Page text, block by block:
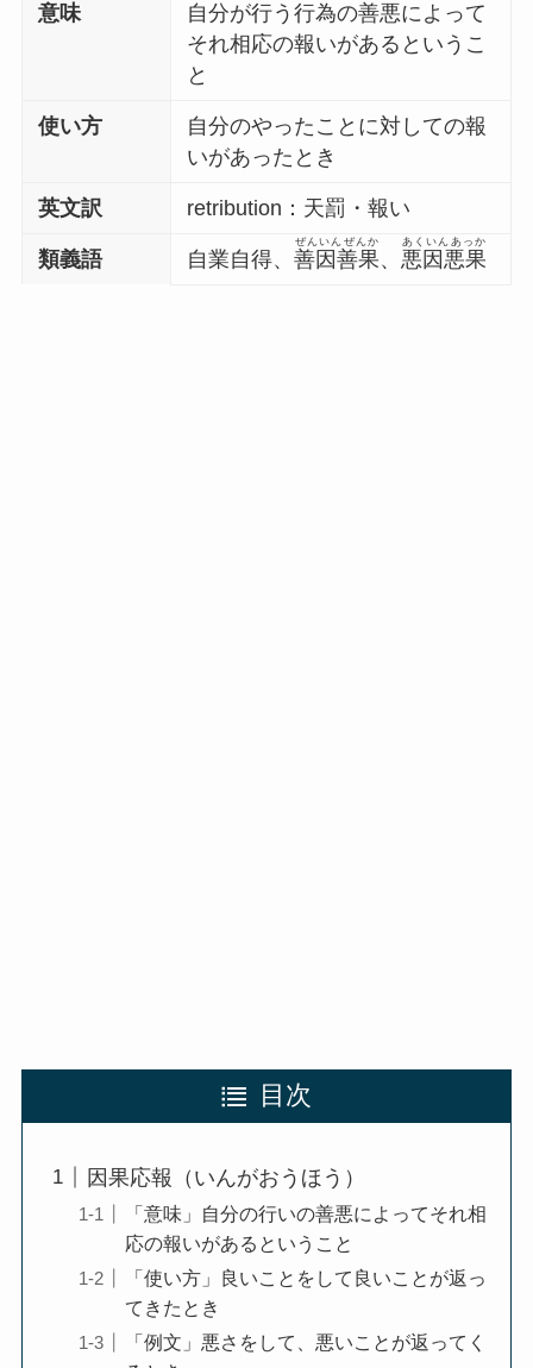
意味
自分が行う行為の善悪によって
それ相応の報いがあるというこ
と
使い方
自分のやったことに対しての報
いがあったとき
英文訳 retribution：天罰・報い
類義語 自業自得、善因善果
ぜんいんぜんか
、 悪因悪果
あくいんあっか
目次
因果応報（いんがおうほう）
「意味」自分の行いの善悪によってそれ相
応の報いがあるということ
「使い方」良いことをして良いことが返っ
てきたとき
「例文」悪さをして、悪いことが返ってく